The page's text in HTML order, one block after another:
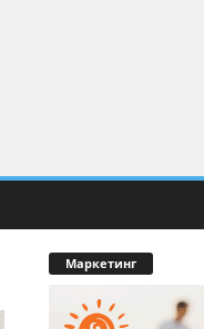
Маркетинг